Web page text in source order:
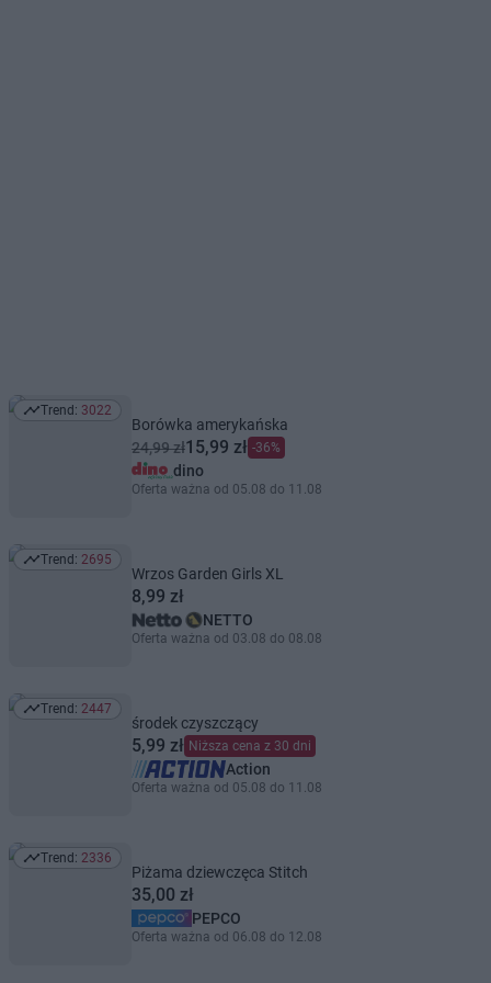
Trend: 3022
Trend: 3022
Borówka amerykańska
24,99 zł15,99 zł -36%
dino
Oferta ważna od 05.08 do 11.08
Trend: 2695
Trend: 2695
Wrzos Garden Girls XL
8,99 zł
NETTO
Oferta ważna od 03.08 do 08.08
Trend: 2447
Trend: 2447
środek czyszczący
5,99 zł Niższa cena z 30 dni
Action
Oferta ważna od 05.08 do 11.08
Trend: 2336
Trend: 2336
Piżama dziewczęca Stitch
35,00 zł
PEPCO
Oferta ważna od 06.08 do 12.08